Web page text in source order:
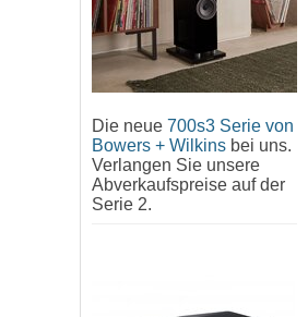
Die neue 700s3 Serie von
Bowers + Wilkins bei uns.
Verlangen Sie unsere
Abverkaufspreise auf der
Serie 2.